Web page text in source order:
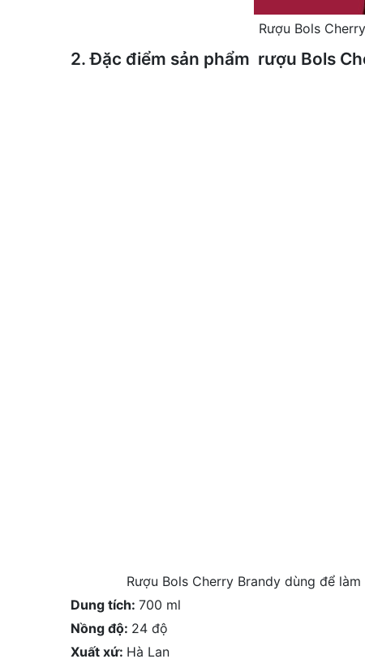
Rượu Bols
2. Đặc điểm sản phẩm rượu Bols
Rượu Bols Cherry Brandy dùng để
Dung tích: 700 ml
Nồng độ: 24 độ
Xuất xứ: Hà Lan